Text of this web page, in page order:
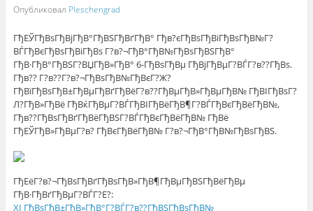
Опубликовал Pleschengrad
ГђЕЎГђВѕГђВјГђВ°ГђВЅГђВґГђВ° Гђв?єГђВѕГђВіГђВѕГђВ№Г?
ВЃГђВєГђВѕГђВіГђВѕ Г?в?¬ГђВ°ГђВ№ГђВѕГђВЅГђВ°
ГђВ·ГђВ°ГђВЅГ?ВЏГђВ»ГђВ° 6-ГђВѕГђВµ ГђВјГђВµГ?ВЃГ?в??ГђВѕ.
Гђв?? Г?в??Г?в?¬ГђВѕГђВ№ГђВєГ?Ж?
ГђВїГђВѕГђВ±ГђВµГђВґГђВёГ?в??ГђВµГђВ»ГђВµГђВ№ ГђВІГђВѕГ?
Л?ГђВ»ГђВё ГђВќГђВµГ?ВЃГђВІГђВёГђВ¶Г?ВЃГђВєГђВёГђВ№,
Гђв??ГђВѕГђВґГђВёГђВЅГ?ВЃГђВєГђВёГђВ№ ГђВё
ГђЕЎГђВ»ГђВµГ?в? ГђВєГђВёГђВ№ Г?в?¬ГђВ°ГђВ№ГђВѕГђВЅ.
ГђЕёГ?в?¬ГђВѕГђВґГђВѕГђВ»ГђВ¶ГђВµГђВЅГђВёГђВµ
ГђВ·ГђВґГђВµГ?ВЃГ?Е?:
XI ГђВѕГђВ±ГђВ»ГђВ°Г?ВЃГ?в??ГђВЅГђВѕГђВ№